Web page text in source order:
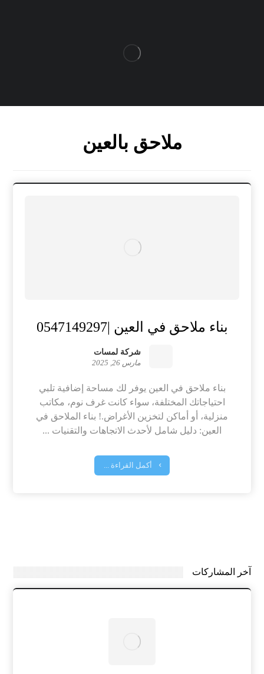
ملاحق بالعين
بناء ملاحق في العين |0547149297
شركة لمسات
مارس 26, 2025
بناء ملاحق في العين يوفر لك مساحة إضافية تلبي
احتياجاتك المختلفة، سواء كانت غرف نوم، مكاتب
منزلية، أو أماكن لتخزين الأغراض.! بناء الملاحق في
العين: دليل شامل لأحدث الاتجاهات والتقنيات ...
أكمل القراءة ...
آخر المشاركات